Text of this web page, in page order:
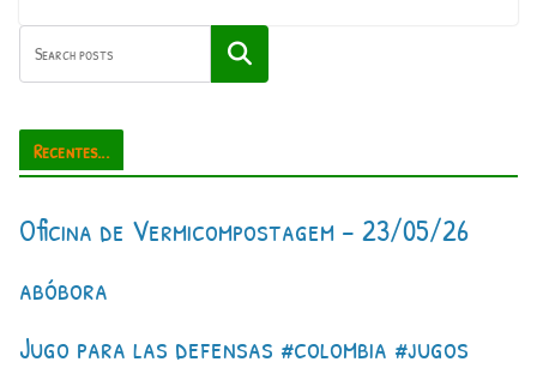
Pesquisar
Recentes...
Oficina de Vermicompostagem – 23/05/26
abóbora
Jugo para las defensas #colombia #jugos